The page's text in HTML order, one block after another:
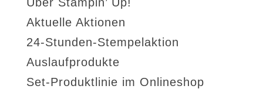
Aktuelle Aktionen
24-Stunden-Stempelaktion
Auslaufprodukte
Set-Produktlinie im Onlineshop